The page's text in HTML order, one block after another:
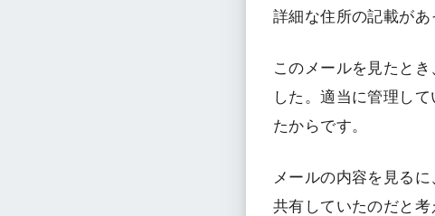
詳細な住所の記載があ
このメールを見たと
した。適当に管理し
たからです。
メールの内容を見る
共有していたのだと